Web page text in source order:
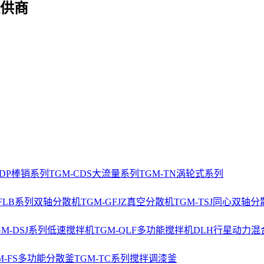
商
棒销系列 TGM-CDS大流量系列 TGM-TN涡轮式系列
系列双轴分散机TGM-GFJZ真空分散机TGM-TSJ同心双轴分
DSJ系列低速搅拌机TGM-QLF多功能搅拌机DLH行星动力混
FS多功能分散釜TGM-TC系列搅拌调漆釜